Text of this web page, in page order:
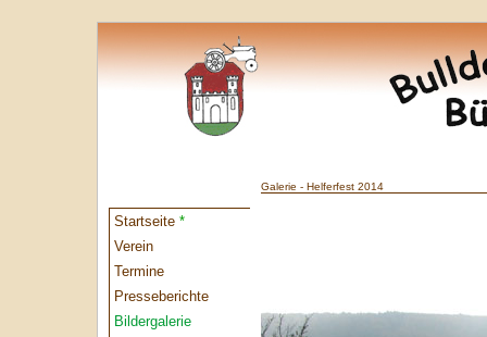
Startseite *
Verein
Termine
Presseberichte
Bildergalerie
Galerie - Helferfest 2014